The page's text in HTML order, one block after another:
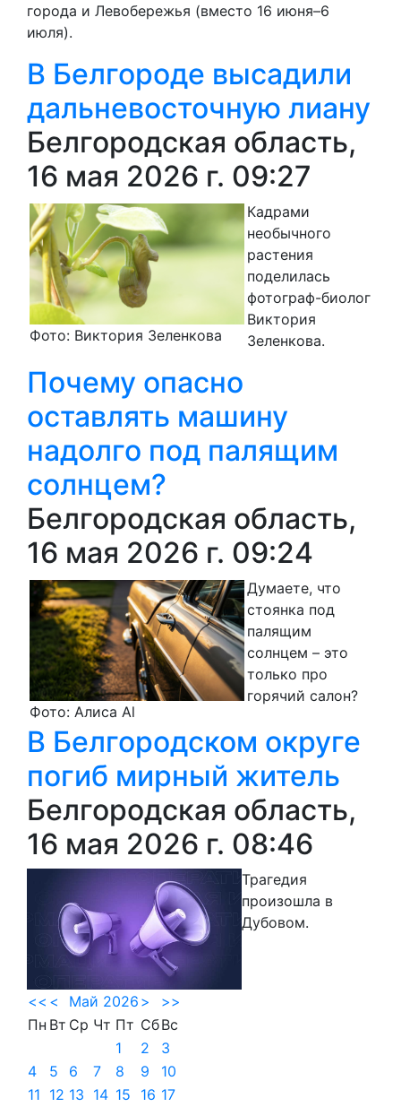
города и Левобережья (вместо 16 июня–6
июля).
В Белгороде высадили
дальневосточную лиану
Белгородская область,
16 мая 2026 г. 09:27
Фото: Виктория Зеленкова
Кадрами
необычного
растения
поделилась
фотограф-биолог
Виктория
Зеленкова.
Почему опасно
оставлять машину
надолго под палящим
солнцем?
Белгородская область,
16 мая 2026 г. 09:24
Фото: Алиса Al
Думаете, что
стоянка под
палящим
солнцем – это
только про
горячий салон?
В Белгородском округе
погиб мирный житель
Белгородская область,
16 мая 2026 г. 08:46
Трагедия
произошла в
Дубовом.
<< < Май 2026 >
>>
Пн Вт Ср Чт Пт СбВс
1
2
3
4
5 6 7 8 9
10
11 12 13 14 15 16 17